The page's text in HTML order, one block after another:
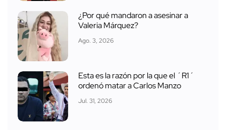
¿Por qué mandaron a asesinar a
Valeria Márquez?
Ago. 3, 2026
Esta es la razón por la que el ´R1´
ordenó matar a Carlos Manzo
Jul. 31, 2026